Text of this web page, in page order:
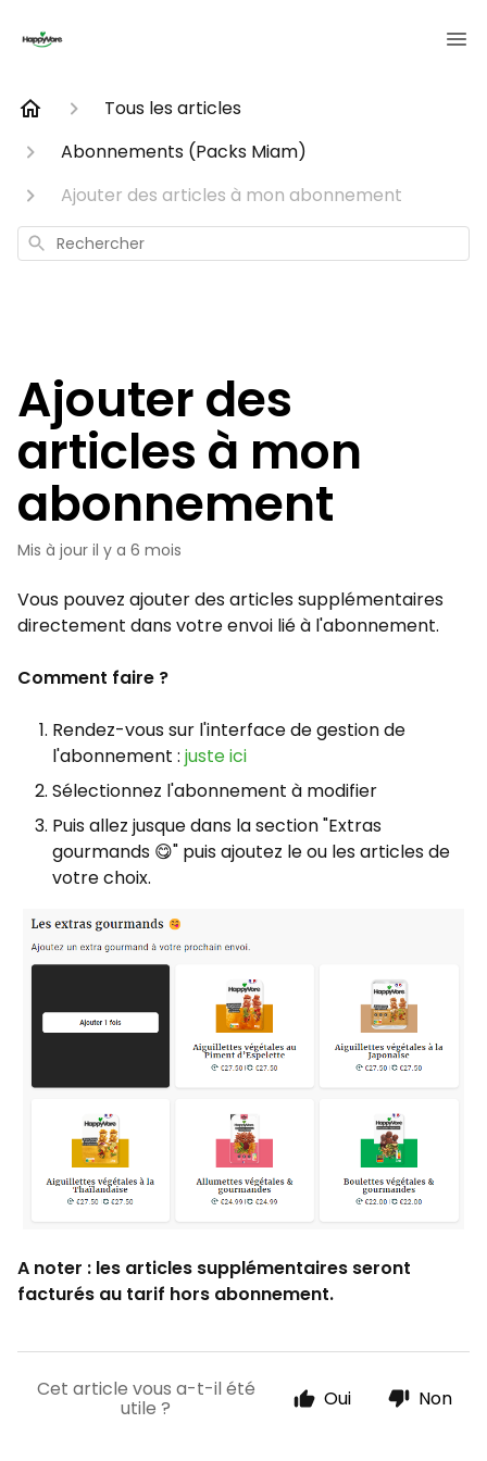
Tous les articles
Abonnements (Packs Miam)
Ajouter des articles à mon abonnement
Rechercher
Ajouter des
articles à mon
abonnement
Mis à jour il y a 6 mois
Vous pouvez ajouter des articles supplémentaires
directement dans votre envoi lié à l'abonnement.
Comment faire ?
Rendez-vous sur l'interface de gestion de
l'abonnement : juste ici
Sélectionnez l'abonnement à modifier
Puis allez jusque dans la section "Extras
gourmands 😋" puis ajoutez le ou les articles de
votre choix.
A noter : les articles supplémentaires seront
facturés au tarif hors abonnement.
Cet article vous a-t-il été
utile ? Oui Non